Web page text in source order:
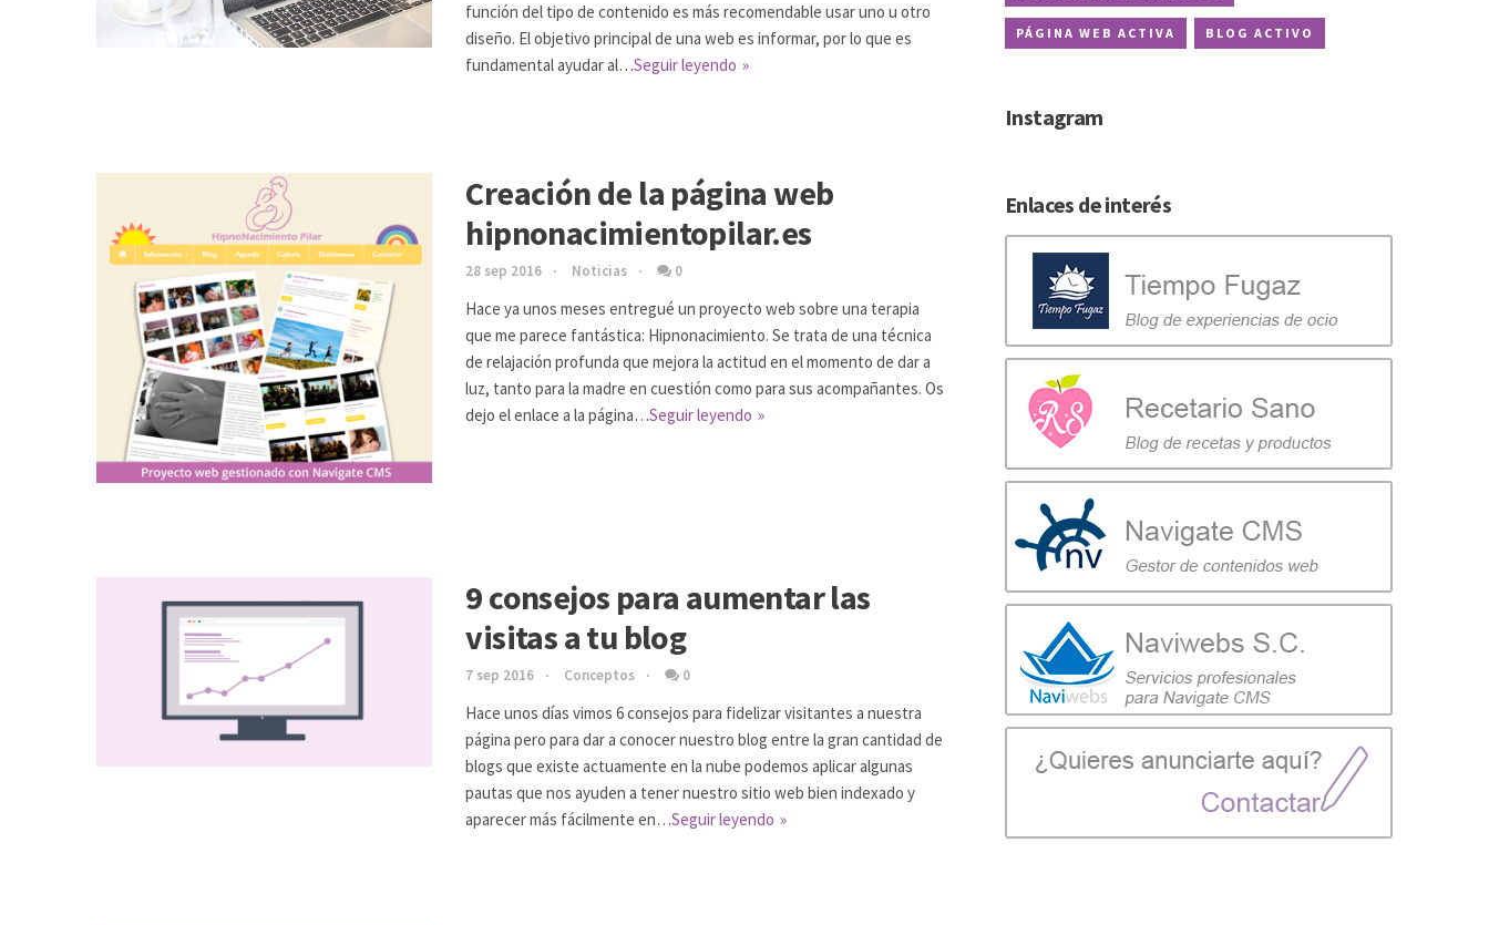
función del tipo de contenido es más recomendable usar uno u otro
diseño. El objetivo principal de una web es informar, por lo que es
fundamental ayudar al…Seguir leyendo
Creación de la página web
hipnonacimientopilar.es
28 sep 2016 Noticias 0
Hace ya unos meses entregué un proyecto web sobre una terapia
que me parece fantástica: Hipnonacimiento. Se trata de una técnica
de relajación profunda que mejora la actitud en el momento de dar a
luz, tanto para la madre en cuestión como para sus acompañantes. Os
dejo el enlace a la página…Seguir leyendo
9 consejos para aumentar las
visitas a tu blog
7 sep 2016 Conceptos 0
Hace unos días vimos 6 consejos para fidelizar visitantes a nuestra
página pero para dar a conocer nuestro blog entre la gran cantidad de
blogs que existe actuamente en la nube podemos aplicar algunas
pautas que nos ayuden a tener nuestro sitio web bien indexado y
aparecer más fácilmente en…Seguir leyendo
PÁGINA WEB ACTIVA BLOG ACTIVO
Instagram
Enlaces de interés